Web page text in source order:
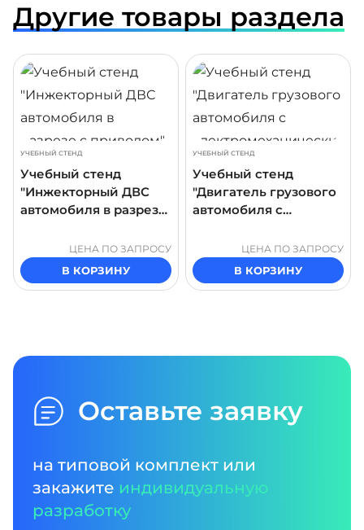
Другие товары раздела
УЧЕБНЫЙ СТЕНД
Учебный стенд
"Инжекторный ДВС
автомобиля в разрезе
ЦЕНА ПО ЗАПРОСУ
В КОРЗИНУ
УЧЕБНЫЙ СТЕНД
Учебный стенд
"Двигатель грузового
автомобиля с
приводом в разрезе"
ЦЕНА ПО ЗАПРОСУ
В КОРЗИНУ
ПОДРОБНЕЕ
Оставьте заявку
на типовой комплект или
закажите индивидуальную
разработку